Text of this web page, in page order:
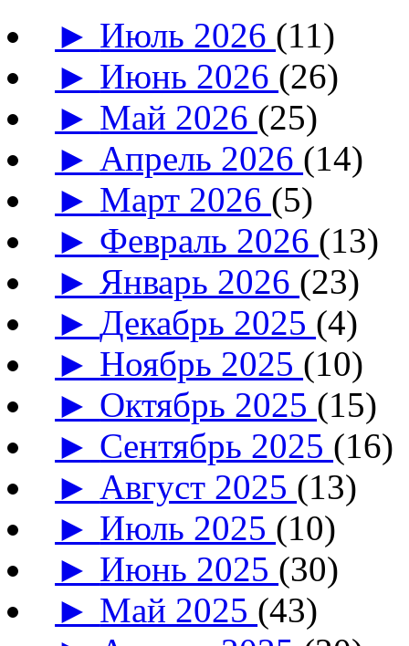
► Июль 2026 (11)
► Июнь 2026 (26)
► Май 2026 (25)
► Апрель 2026 (14)
► Март 2026 (5)
► Февраль 2026 (13)
► Январь 2026 (23)
►Декабрь 2025 (4)
► Ноябрь 2025 (10)
► Октябрь 2025 (15)
► Сентябрь 2025 (16)
► Август 2025 (13)
► Июль 2025 (10)
► Июнь 2025 (30)
► Май 2025 (43)